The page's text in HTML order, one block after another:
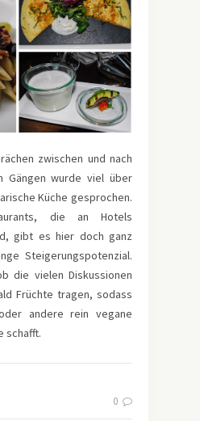
zwischen und nach
Gängen wurde viel über
Küche gesprochen.
die an Hotels
gibt es hier doch ganz
Steigerungspotenzial.
die vielen Diskussionen
Früchte tragen, sodass
andere rein vegane
schafft.
0